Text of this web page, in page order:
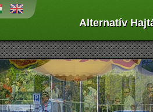
Alternatív
az űrtechnológiában
alkalmazni, és az autógyártásban
a napelemek használata...
amivel
vagy